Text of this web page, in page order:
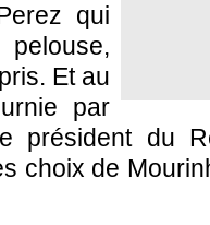
qui
Et au
par
président du
choix de